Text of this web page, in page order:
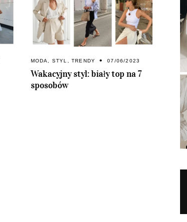
MODA STYL ,TRENDY 07/06/2023
Wakacyjny styl: biały top na 7
sposobów